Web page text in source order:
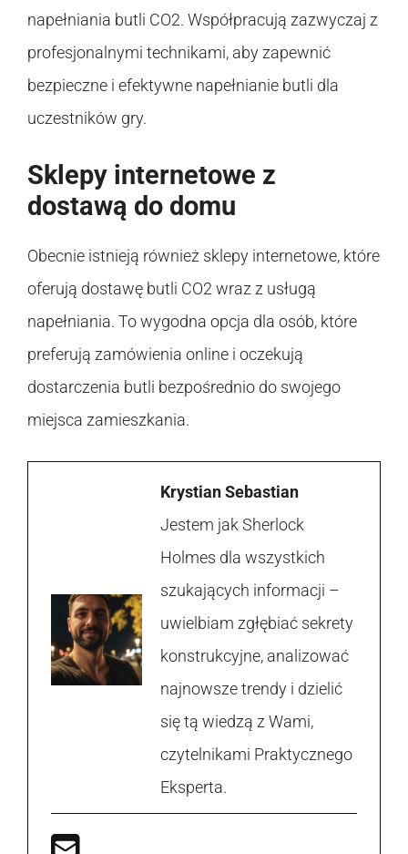
napełniania butli CO2. Współpracują zazwyczaj z
profesjonalnymi technikami, aby zapewnić
bezpieczne i efektywne napełnianie butli dla
uczestników gry.
Sklepy internetowe z
dostawą do domu
Obecnie istnieją również sklepy internetowe, które
oferują dostawę butli CO2 wraz z usługą
napełniania. To wygodna opcja dla osób, które
preferują zamówienia online i oczekują
dostarczenia butli bezpośrednio do swojego
miejsca zamieszkania.
Krystian Sebastian
Jestem jak Sherlock
Holmes dla wszystkich
szukających informacji –
uwielbiam zgłębiać sekrety
konstrukcyjne, analizować
najnowsze trendy i dzielić
się tą wiedzą z Wami,
czytelnikami Praktycznego
Eksperta.